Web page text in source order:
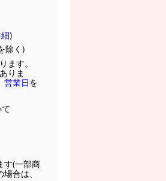
)
除く)
ます。
りま
営業日を
す(一部商
合は、